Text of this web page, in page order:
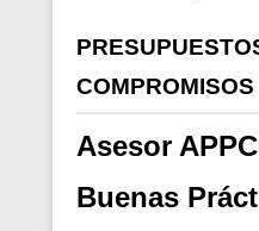
COMPROMISOS
Asesor
Buenas